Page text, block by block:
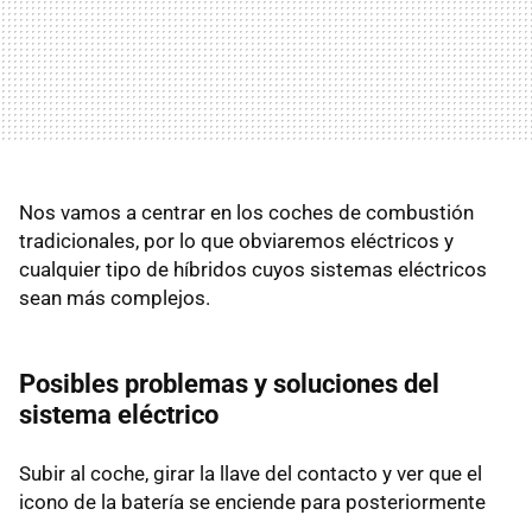
Nos vamos a centrar en los coches de combustión
tradicionales, por lo que obviaremos eléctricos y
cualquier tipo de híbridos cuyos sistemas eléctricos
sean más complejos.
Posibles problemas y soluciones del
sistema eléctrico
Subir al coche, girar la llave del contacto y ver que el
icono de la batería se enciende para posteriormente